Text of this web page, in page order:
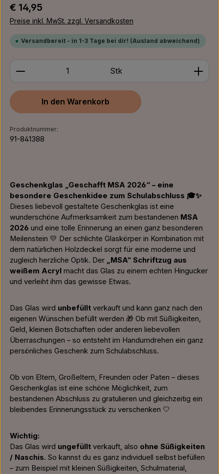
Regulärer Preis:
€ 14,95
Preise inkl. MwSt. zzgl. Versandkosten
Versandbereit - in 1-3 Tage bei dir! (Ausland abweichend)
Produkt Anzahl: Gib den gewünschten Wert ein
Stk
In den Warenkorb
Produktnummer:
91-841388
Geschenkglas „Geschafft MSA 2026“ – eine
besondere Geschenkidee zum Schulabschluss 🎓✨
Dieses liebevoll gestaltete Geschenkglas ist eine
wunderschöne Aufmerksamkeit zum bestandenen MSA
2026 und eine tolle Erinnerung an einen ganz besonderen
Meilenstein 💛 Der schlichte Glaskörper in Kombination mit
dem natürlichen Holzdeckel sorgt für eine moderne und
zugleich herzliche Optik. Der „MSA“ Schriftzug aus
weißem Acryl macht das Glas zu einem echten Hingucker
und verleiht ihm das gewisse Etwas.
Das Glas wird unbefüllt verkauft und kann ganz nach den
eigenen Wünschen befüllt werden 🎁 Ob mit Süßigkeiten,
Geld, kleinen Botschaften oder anderen liebevollen
Überraschungen – so entsteht im Handumdrehen ein ganz
persönliches Geschenk zum Schulabschluss.
Ob von Eltern, Großeltern, Freunden oder Paten – dieses
Geschenkglas ist eine schöne Möglichkeit, zum
bestandenen Abschluss zu gratulieren und gleichzeitig ein
bleibendes Erinnerungsstück zu verschenken 🤍
Wichtig:
Das Glas wird ungefüllt verkauft, also ohne Süßigkeiten
/ Naschis. So kannst du es ganz individuell selbst befüllen
– zum Beispiel mit kleinen Süßigkeiten, Schulmaterial,